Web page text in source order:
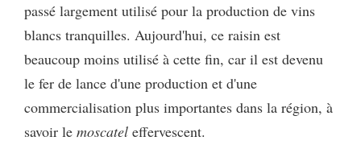
passé largement utilisé pour la production de vins
blancs tranquilles. Aujourd'hui, ce raisin est
beaucoup moins utilisé à cette fin, car il est devenu
le fer de lance d'une production et d'une
commercialisation plus importantes dans la région, à
savoir le moscatel effervescent.